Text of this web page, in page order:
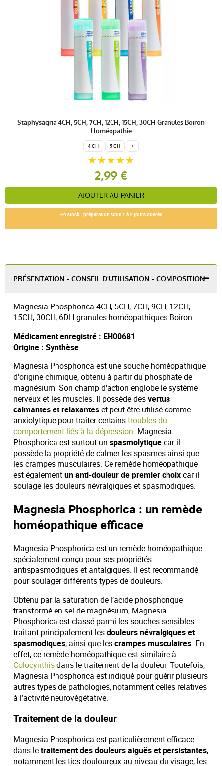
Staphysagria 4CH, 5CH, 7CH, 12CH, 15CH, 30CH Granules Boiron
Homéopathie
4 CH 5 CH +
2,99 €
AJOUTER AU PANIER
En stock - préparation sous 1 à 2 jours ouvrés
PRÉSENTATION - CONSEIL D'UTILISATION - COMPOSITION
Magnesia Phosphorica 4CH, 5CH, 7CH, 9CH, 12CH,
15CH, 30CH, 6DH granules homéopathiques Boiron
Médicament enregistré : EH00681
Origine : Synthèse
Magnesia Phosphorica est une souche homéopathique
d'origine chimique, obtenu à partir du phosphate de
magnésium. Son champ d'action englobe le système
nerveux et les muscles. Il possède desvertus
calmantes et relaxanteset peut être utilisé comme
anxiolytique pour traiter certainstroubles du
comportement liés à la dépression. Magnesia
Phosphorica est surtout un spasmolytiquecar il
possède la propriété de calmer les spasmes ainsi que
les crampes musculaires. Ce remède homéopathique
est égalementun anti-douleur de premier choixcar il
soulage les douleurs névralgiques et spasmodiques.
Magnesia Phosphorica : un remède
homéopathique efficace
Magnesia Phosphorica est un remède homéopathique
spécialement conçu pour ses propriétés
antispasmodiques et antalgiques. Il est recommandé
pour soulager différents types de douleurs.
Obtenu par la saturation de l’acide phosphorique
transformé en sel de magnésium, Magnesia
Phosphorica est classé parmi les souches sensibles
traitant principalement lesdouleurs névralgiques et
spasmodiques, ainsi que lescrampes musculaires. En
effet, ce remède homéopathique est similaire à
Colocynthisdans le traitement de la douleur. Toutefois,
Magnesia Phosphorica est indiqué pour guérir plusieurs
autres types de pathologies, notamment celles relatives
à l’activité neurovégétative.
Traitement de la douleur
Magnesia Phosphorica est particulièrement efficace
dans letraitement des douleurs aiguës et persistantes,
notamment les tics douloureux au niveau du visage, les